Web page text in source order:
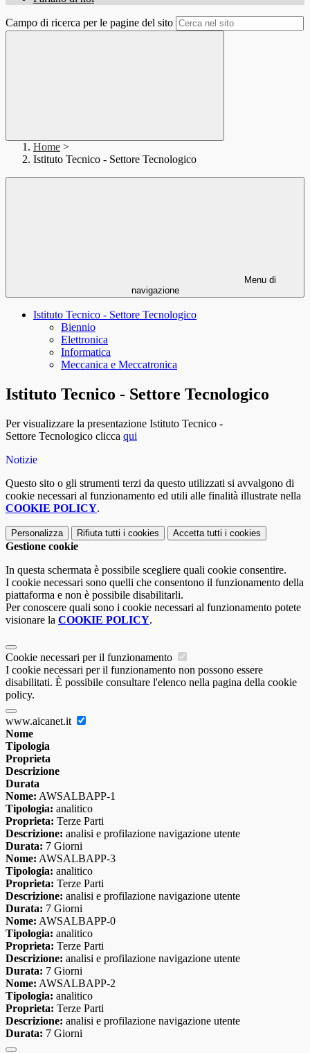
Campo di ricerca per le pagine del sito
Home >
Istituto Tecnico - Settore Tecnologico
Menu di
navigazione
Istituto Tecnico - Settore Tecnologico
Biennio
Elettronica
Informatica
Meccanica e Meccatronica
Istituto Tecnico - Settore Tecnologico
Per visualizzare la presentazione Istituto Tecnico -
Settore Tecnologico clicca qui
Notizie
Questo sito o gli strumenti terzi da questo utilizzati si avvalgono di
cookie necessari al funzionamento ed utili alle finalità illustrate nella
COOKIE POLICY.
Personalizza Rifiuta tutti i cookies Accetta tutti i cookies
Gestione cookie
In questa schermata è possibile scegliere quali cookie consentire.
I cookie necessari sono quelli che consentono il funzionamento della
piattaforma e non è possibile disabilitarli.
Per conoscere quali sono i cookie necessari al funzionamento potete
visionare la COOKIE POLICY.
Cookie necessari per il funzionamento
I cookie necessari per il funzionamento non possono essere
disabilitati. È possibile consultare l'elenco nella pagina della cookie
policy.
www.aicanet.it
Nome
Tipologia
Proprieta
Descrizione
Durata
Nome: AWSALBAPP-1
Tipologia: analitico
Proprieta: Terze Parti
Descrizione: analisi e profilazione navigazione utente
Durata: 7 Giorni
Nome: AWSALBAPP-3
Tipologia: analitico
Proprieta: Terze Parti
Descrizione: analisi e profilazione navigazione utente
Durata: 7 Giorni
Nome: AWSALBAPP-0
Tipologia: analitico
Proprieta: Terze Parti
Descrizione: analisi e profilazione navigazione utente
Durata: 7 Giorni
Nome: AWSALBAPP-2
Tipologia: analitico
Proprieta: Terze Parti
Descrizione: analisi e profilazione navigazione utente
Durata: 7 Giorni